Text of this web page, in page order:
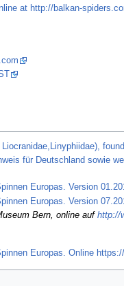
at http://balkan-
für Deutschland sowie
Europas. Version
Europas. Version
Bern, online auf http://
Europas. Online